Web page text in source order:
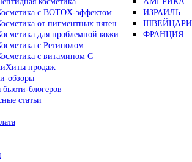
с BOTOX-эффектом
от пигментных пятен
для проблемной кожи
с Ретинолом
с витамином С
ИЗРАИЛЬ
ФРАНЦИЯ
Хиты продаж
обзоры
блогеров
статьи